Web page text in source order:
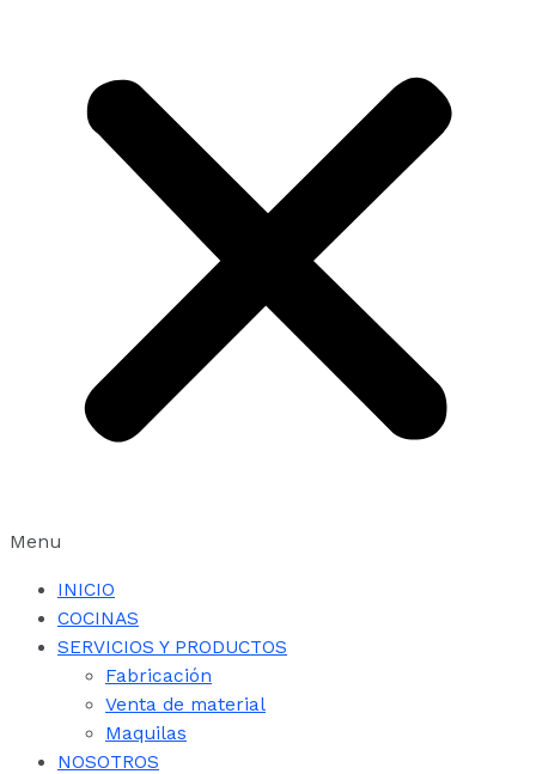
Menu
INICIO
COCINAS
SERVICIOS Y PRODUCTOS
Fabricación
Venta de material
Maquilas
NOSOTROS